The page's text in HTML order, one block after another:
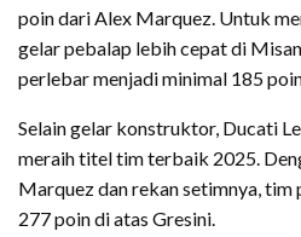
poin dari Alex Marquez. Untuk
gelar pebalap lebih cepat di
perlebar menjadi minimal 185
Selain gelar konstruktor, Ducati
meraih titel tim terbaik 2025.
Marquez dan rekan setimnya, tim
277 poin di atas Gresini.